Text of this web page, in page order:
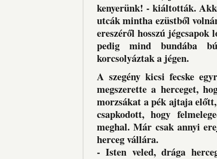
kenyerünk! - kiáltották.
utcák mintha ezüstből
ereszéről hosszú
pedig mind bundába
korcsolyáztak a jégen.
A szegény kicsi fecske
megszerette a herceget,
morzsákat a pék ajtaja
csapkodott, hogy
meghal. Már csak annyi
herceg vállára.
- Isten veled, drága